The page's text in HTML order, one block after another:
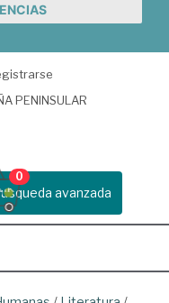
PENINSULAR
avanzada
0